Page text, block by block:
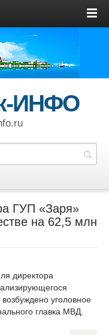
ИНФО
ГУП «Заря»
на 62,5 млн
директора
уголовное
главка МВД.